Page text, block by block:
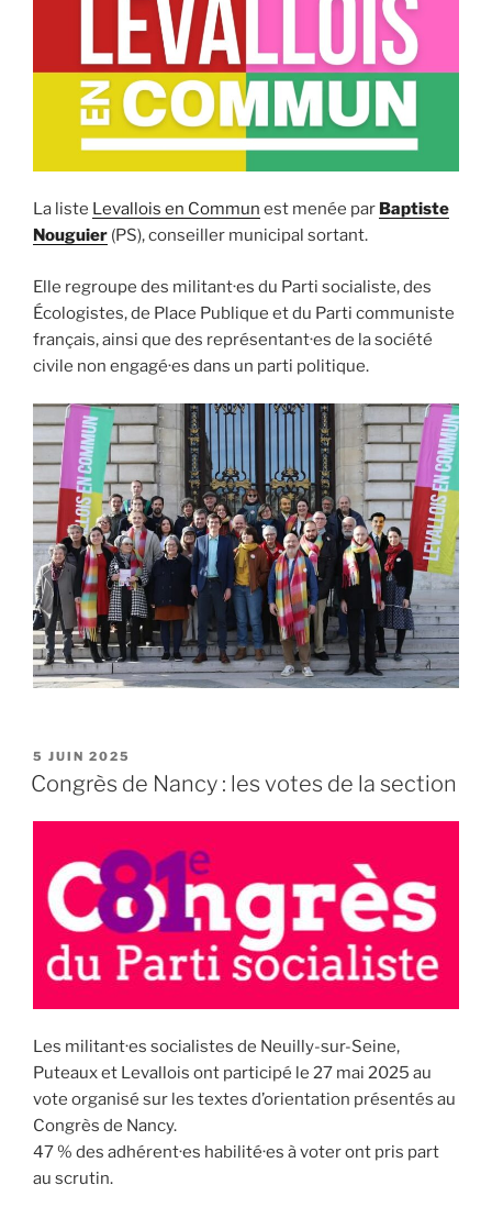
La liste Levallois en Commun est menée par Baptiste
Nouguier (PS), conseiller municipal sortant.
Elle regroupe des militant·es du Parti socialiste, des
Écologistes, de Place Publique et du Parti communiste
français, ainsi que des représentant·es de la société
civile non engagé·es dans un parti politique.
PUBLIÉ
LE
5 JUIN 2025
Congrès de Nancy : les votes de la section
Les militant·es socialistes de Neuilly-sur-Seine,
Puteaux et Levallois ont participé le 27 mai 2025 au
vote organisé sur les textes d’orientation présentés au
Congrès de Nancy.
47 % des adhérent·es habilité·es à voter ont pris part
au scrutin.